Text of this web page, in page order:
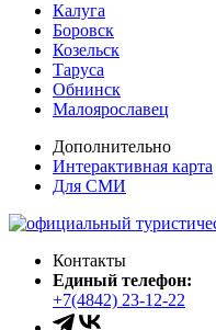
Калуга
Боровск
Козельск
Таруса
Обнинск
Малоярославец
Дополнительно
Интерактивная карта
Для СМИ
Контакты
Единый телефон:
+7(4842) 23-12-22